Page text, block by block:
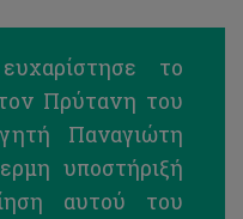
το
Πρύτανη του
Παναγιώτη
υποστήριξή
αυτού του